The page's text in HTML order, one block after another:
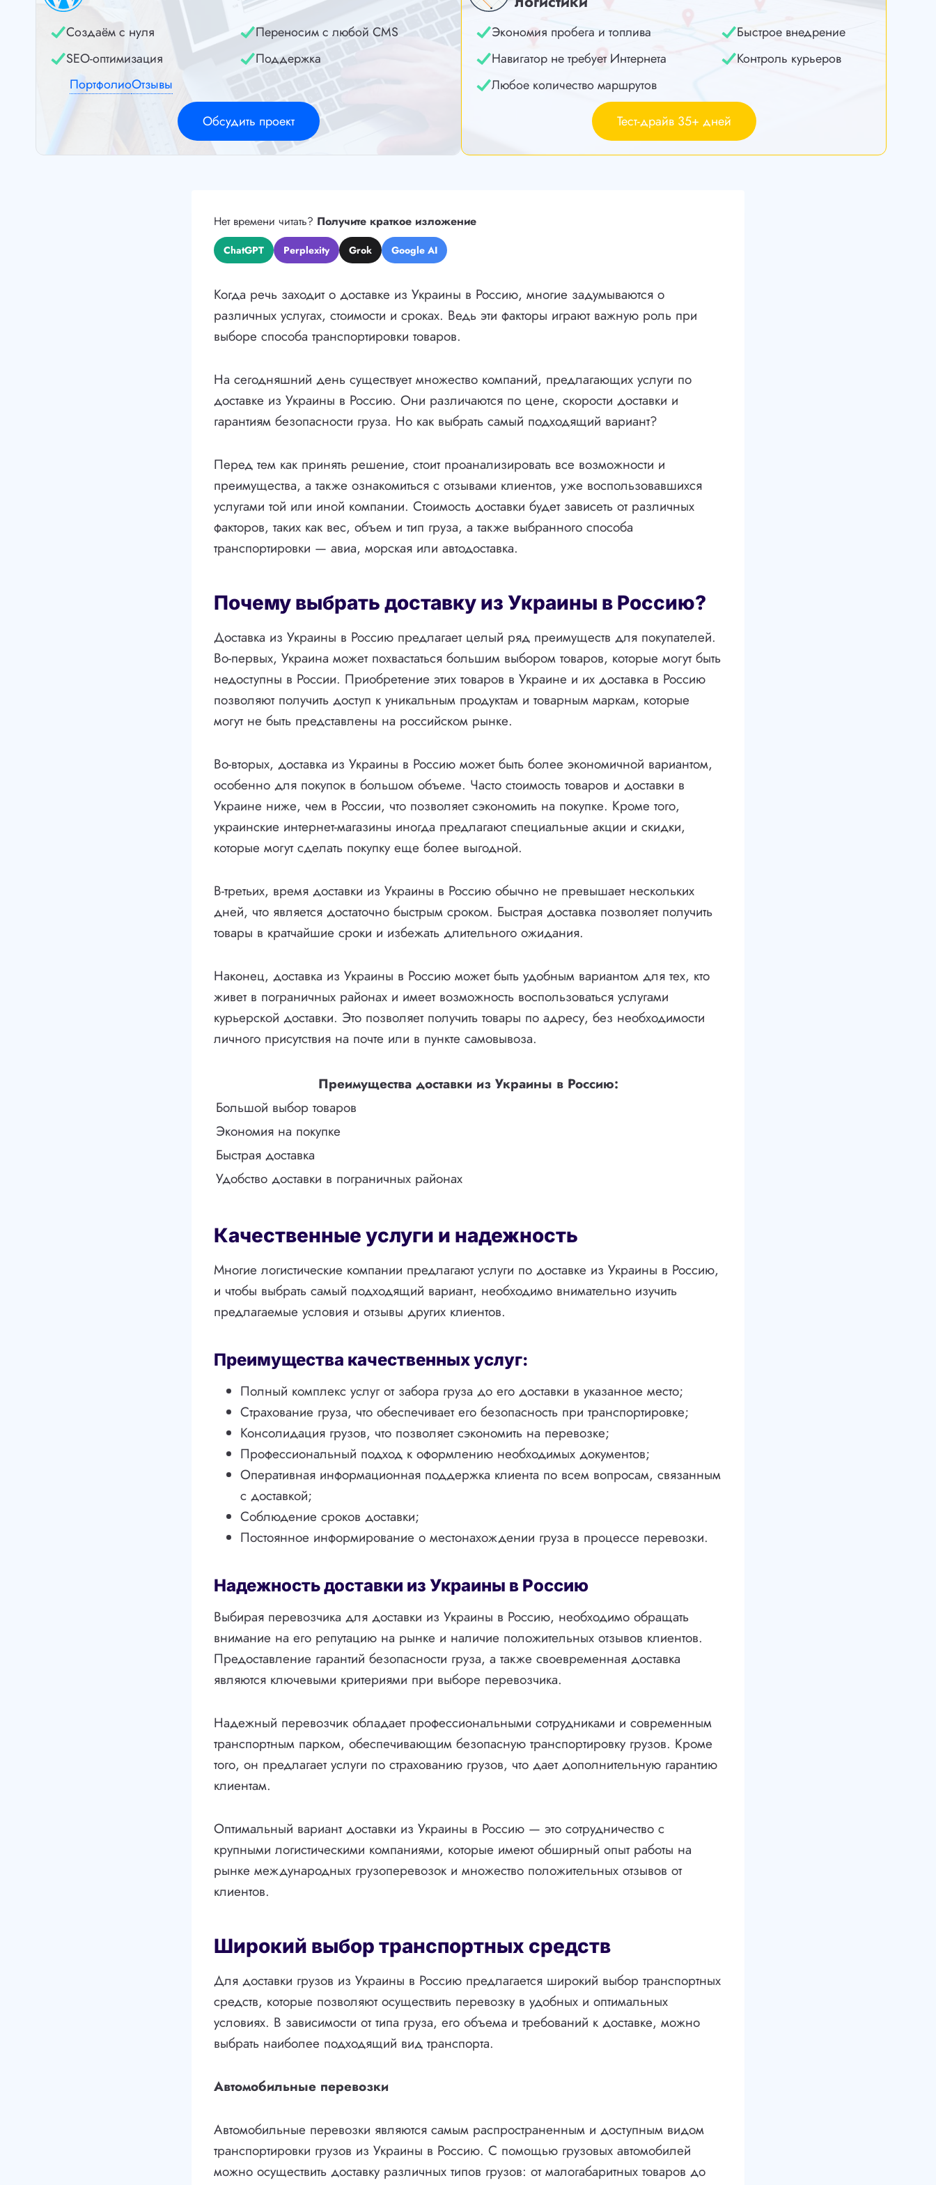
Создаём с нуля
Переносим с любой CMS
SEO-оптимизация
Поддержка
ПортфолиоОтзывы
Обсудить проект
Экономия пробега и топлива
Быстрое внедрение
Навигатор не требует Интернета
Контроль курьеров
Любое количество маршрутов
Тест-драйв 35+ дней
Нет времени читать? Получите краткое изложение
ChatGPT Perplexity Grok Google AI
Когда речь заходит о доставке из Украины в Россию, многие задумываются о
различных услугах, стоимости и сроках. Ведь эти факторы играют важную роль при
выборе способа транспортировки товаров.
На сегодняшний день существует множество компаний, предлагающих услуги по
доставке из Украины в Россию. Они различаются по цене, скорости доставки и
гарантиям безопасности груза. Но как выбрать самый подходящий вариант?
Перед тем как принять решение, стоит проанализировать все возможности и
преимущества, а также ознакомиться с отзывами клиентов, уже воспользовавшихся
услугами той или иной компании. Стоимость доставки будет зависеть от различных
факторов, таких как вес, объем и тип груза, а также выбранного способа
транспортировки — авиа, морская или автодоставка.
Почему выбрать доставку из Украины в Россию?
Доставка из Украины в Россию предлагает целый ряд преимуществ для покупателей.
Во-первых, Украина может похвастаться большим выбором товаров, которые могут быть
недоступны в России. Приобретение этих товаров в Украине и их доставка в Россию
позволяют получить доступ к уникальным продуктам и товарным маркам, которые
могут не быть представлены на российском рынке.
Во-вторых, доставка из Украины в Россию может быть более экономичной вариантом,
особенно для покупок в большом объеме. Часто стоимость товаров и доставки в
Украине ниже, чем в России, что позволяет сэкономить на покупке. Кроме того,
украинские интернет-магазины иногда предлагают специальные акции и скидки,
которые могут сделать покупку еще более выгодной.
В-третьих, время доставки из Украины в Россию обычно не превышает нескольких
дней, что является достаточно быстрым сроком. Быстрая доставка позволяет получить
товары в кратчайшие сроки и избежать длительного ожидания.
Наконец, доставка из Украины в Россию может быть удобным вариантом для тех, кто
живет в пограничных районах и имеет возможность воспользоваться услугами
курьерской доставки. Это позволяет получить товары по адресу, без необходимости
личного присутствия на почте или в пункте самовывоза.
Преимущества доставки из Украины в Россию:
Большой выбор товаров
Экономия на покупке
Быстрая доставка
Удобство доставки в пограничных районах
Качественные услуги и надежность
Многие логистические компании предлагают услуги по доставке из Украины в Россию,
и чтобы выбрать самый подходящий вариант, необходимо внимательно изучить
предлагаемые условия и отзывы других клиентов.
Преимущества качественных услуг:
Полный комплекс услуг от забора груза до его доставки в указанное место;
Страхование груза, что обеспечивает его безопасность при транспортировке;
Консолидация грузов, что позволяет сэкономить на перевозке;
Профессиональный подход к оформлению необходимых документов;
Оперативная информационная поддержка клиента по всем вопросам, связанным
с доставкой;
Соблюдение сроков доставки;
Постоянное информирование о местонахождении груза в процессе перевозки.
Надежность доставки из Украины в Россию
Выбирая перевозчика для доставки из Украины в Россию, необходимо обращать
внимание на его репутацию на рынке и наличие положительных отзывов клиентов.
Предоставление гарантий безопасности груза, а также своевременная доставка
являются ключевыми критериями при выборе перевозчика.
Надежный перевозчик обладает профессиональными сотрудниками и современным
транспортным парком, обеспечивающим безопасную транспортировку грузов. Кроме
того, он предлагает услуги по страхованию грузов, что дает дополнительную гарантию
клиентам.
Оптимальный вариант доставки из Украины в Россию — это сотрудничество с
крупными логистическими компаниями, которые имеют обширный опыт работы на
рынке международных грузоперевозок и множество положительных отзывов от
клиентов.
Широкий выбор транспортных средств
Для доставки грузов из Украины в Россию предлагается широкий выбор транспортных
средств, которые позволяют осуществить перевозку в удобных и оптимальных
условиях. В зависимости от типа груза, его объема и требований к доставке, можно
выбрать наиболее подходящий вид транспорта.
Автомобильные перевозки
Автомобильные перевозки являются самым распространенным и доступным видом
транспортировки грузов из Украины в Россию. С помощью грузовых автомобилей
можно осуществить доставку различных типов грузов: от малогабаритных товаров до